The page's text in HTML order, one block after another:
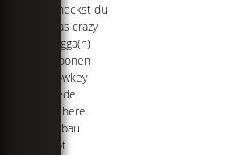
Checkst du
Das crazy
Digga(h)
Goonen
Lowkey
Rede
Schere
Sybau
Tot